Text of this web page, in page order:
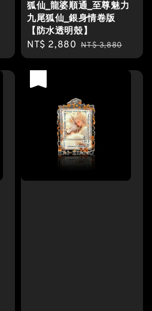
狐仙_龍婆順通_至尊魅力
九尾狐仙_銀身情卷版
【防水透明殼】
Sale
price
NT$ 2,880 Regular
price
NT$ 3,880